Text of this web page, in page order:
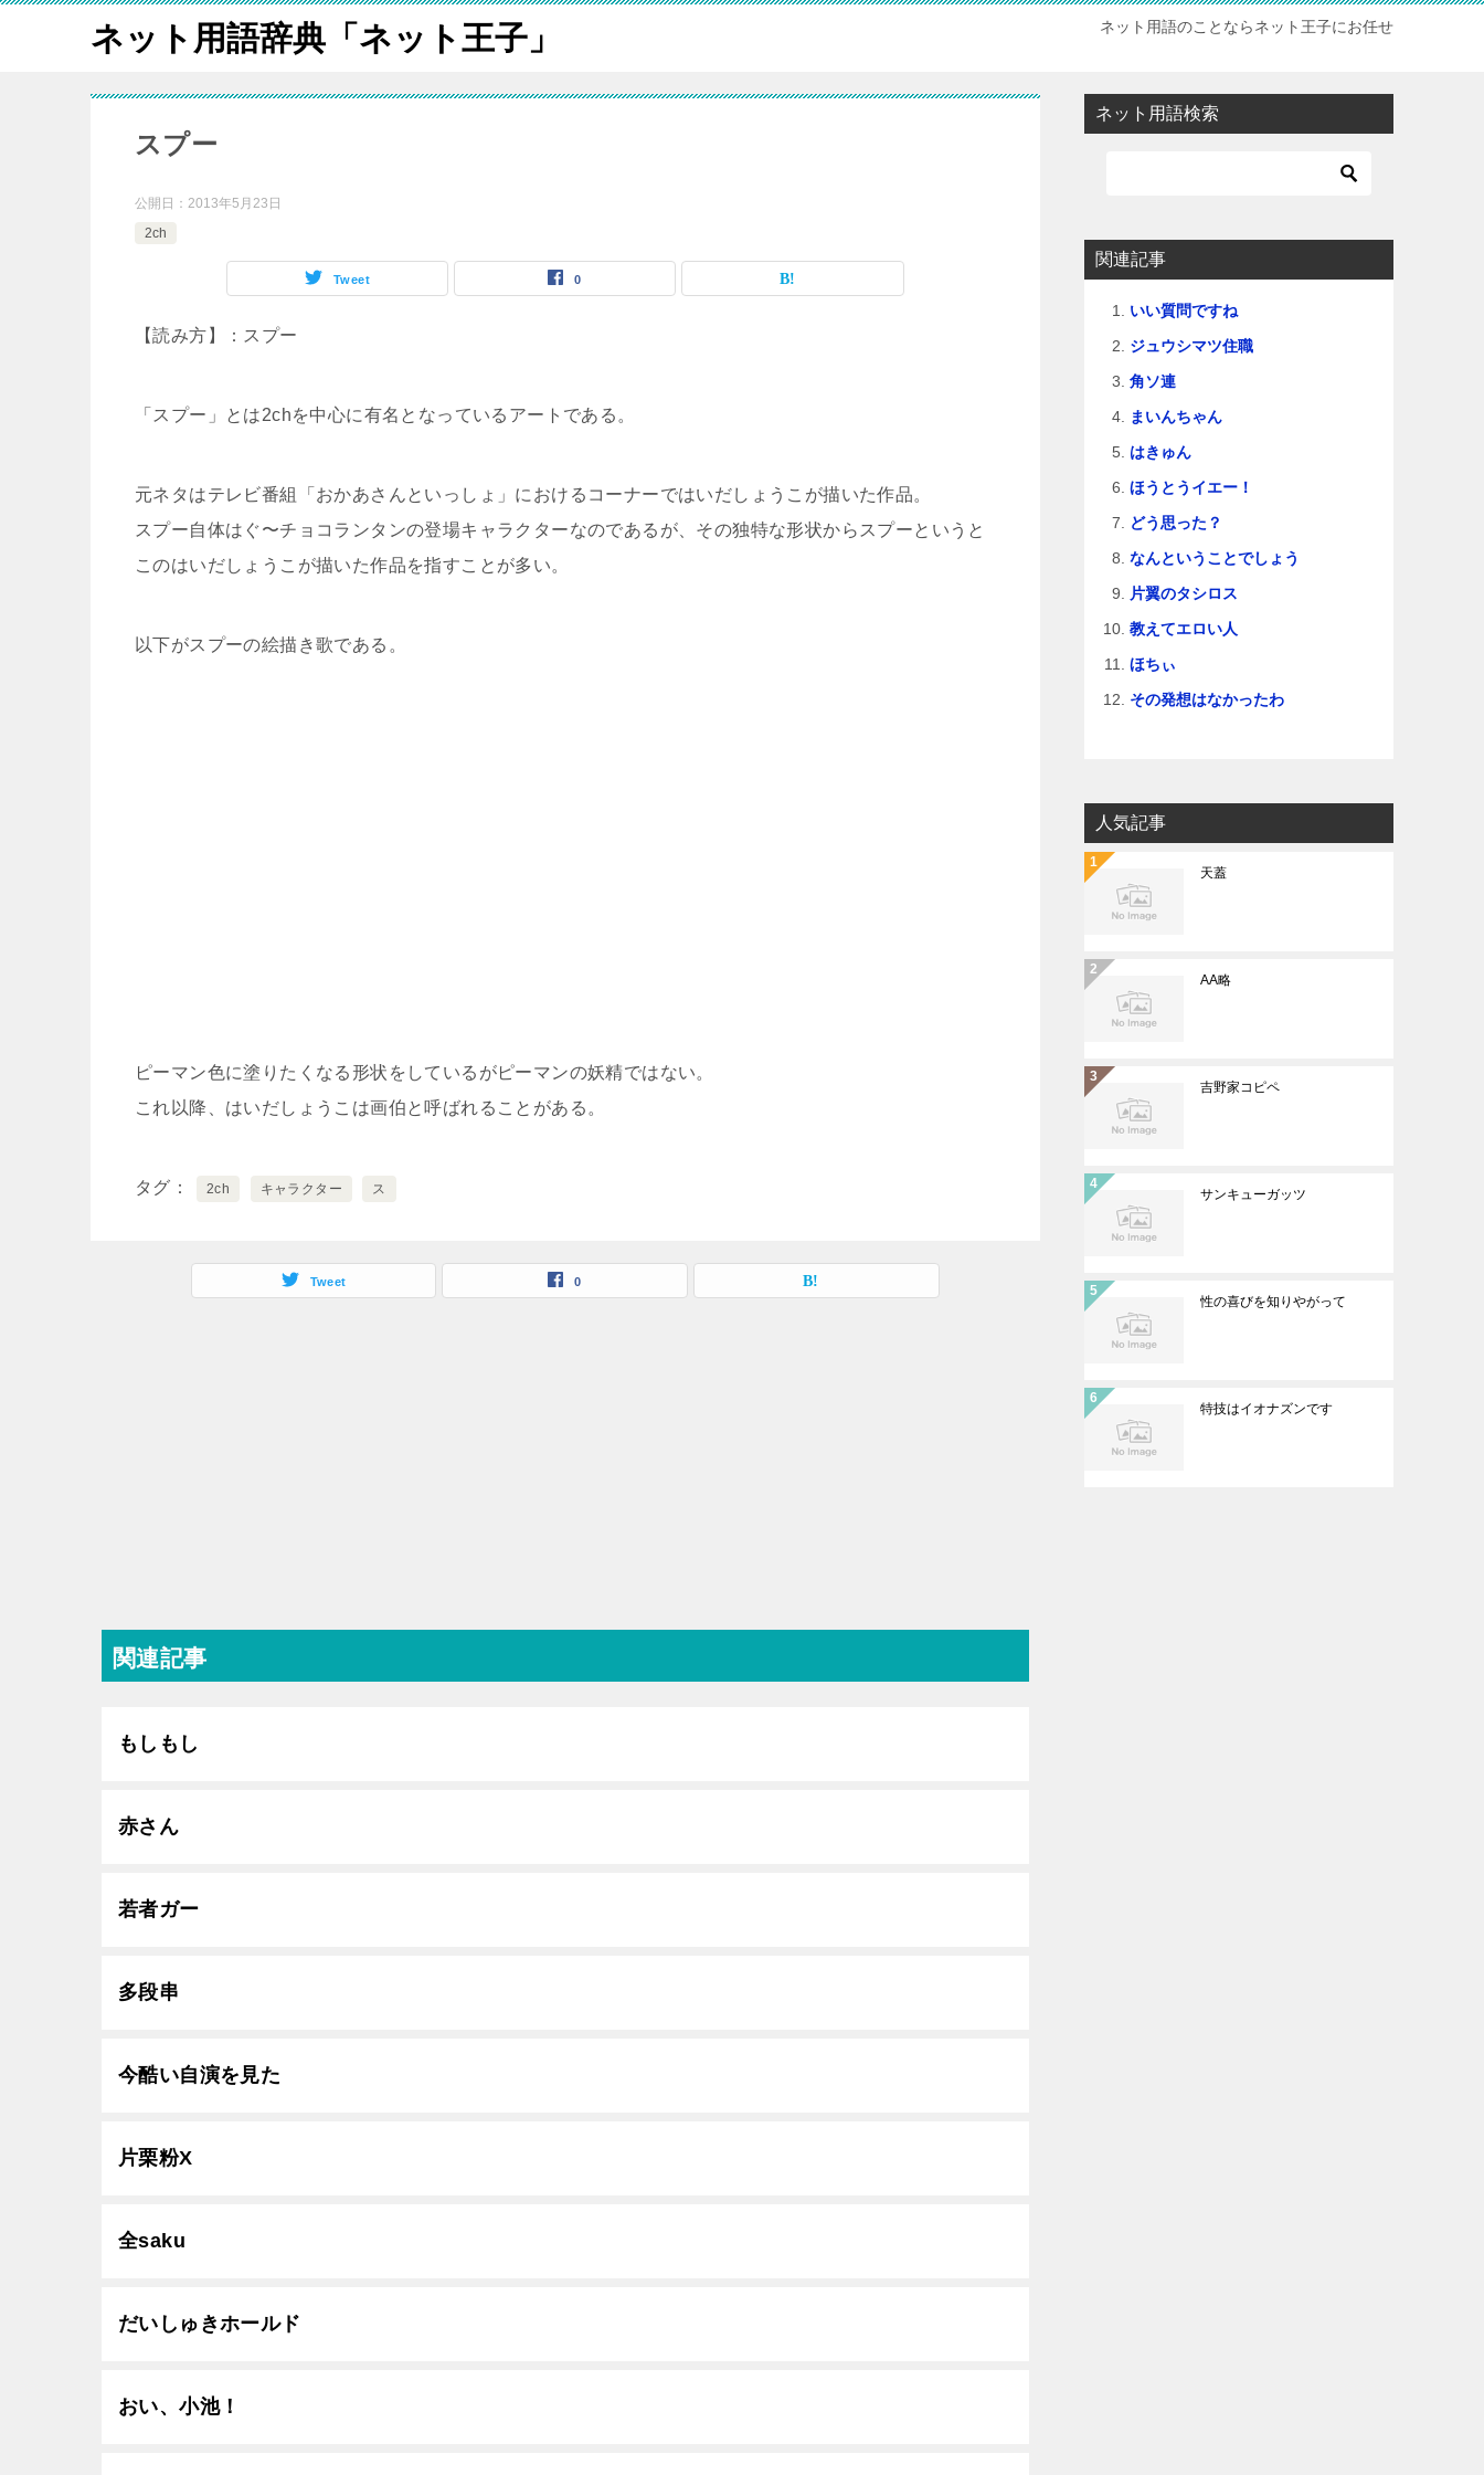
ネット用語辞典「ネット王子」 ネット用語のことならネット王子にお任せ
スプー
公開日： 2013年5月23日
2ch
Tweet 0
【読み方】：スプー
「スプー」とは2chを中心に有名となっているアートである。
元ネタはテレビ番組「おかあさんといっしょ」におけるコーナーではいだしょうこが描いた作品。
スプー自体はぐ〜チョコランタンの登場キャラクターなのであるが、その独特な形状からスプーというと
このはいだしょうこが描いた作品を指すことが多い。
以下がスプーの絵描き歌である。
ピーマン色に塗りたくなる形状をしているがピーマンの妖精ではない。
これ以降、はいだしょうこは画伯と呼ばれることがある。
タグ 2ch キャラクター ス
Tweet 0
関連記事
もしもし
赤さん
若者ガー
多段串
今酷い自演を見た
片栗粉X
全saku
だいしゅきホールド
おい、小池！
ネット用語検索
関連記事
いい質問ですね
ジュウシマツ住職
角ソ連
まいんちゃん
はきゅん
ほうとうイエー！
どう思った？
なんということでしょう
片翼のタシロス
教えてエロい人
ほちぃ
その発想はなかったわ
人気記事
天蓋
AA略
吉野家コピペ
サンキューガッツ
性の喜びを知りやがって
特技はイオナズンです